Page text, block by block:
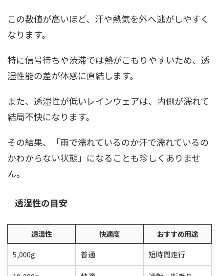
この数値が高いほど、汗や熱気を外へ逃がしやすく
なります。
特に信号待ちや渋滞では熱がこもりやすいため、透
湿性能の差が体感に直結します。
また、透湿性が低いレインウェアは、内側が濡れて
結局不快になります。
その結果、「雨で濡れているのか汗で濡れているの
かわからない状態」になることも珍しくありませ
ん。
透湿性の目安
透湿性 快適度
おすすめ用途
5,000g
普通 短時間走行